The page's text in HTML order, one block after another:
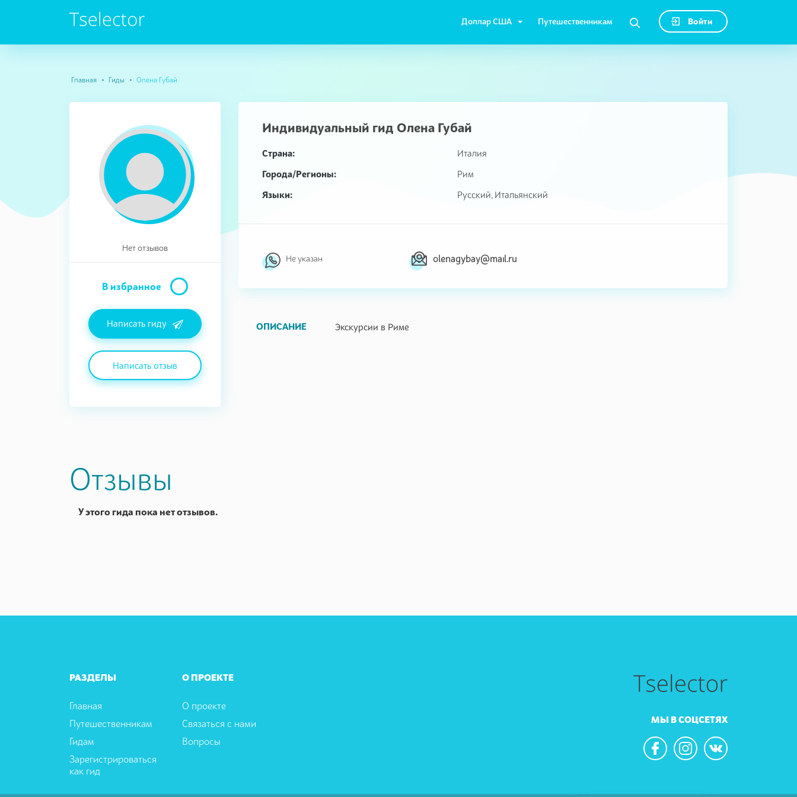
Доллар США Путешественникам Войти
Главная Гиды Олена Губай
Нет отзывов
В избранное
Написать гиду
Написать отзыв
Индивидуальный гид Олена Губай
Страна:
Италия
Города/Регионы:
Рим
Языки:
Русский, Итальянский
Не указан olenagybay@mail.ru
ОПИСАНИЕ Экскурсии в Риме
Отзывы
У этого гида пока нет отзывов.
РАЗДЕЛЫ
Главная
Путешественникам
Гидам
Зарегистрироваться
как гид
О ПРОЕКТЕ
О проекте
Связаться с нами
Вопросы
МЫ В СОЦСЕТЯХ